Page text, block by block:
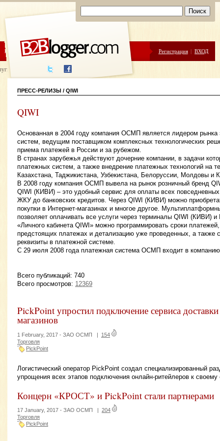
ЦЕНЫ ПОМОЩЬ Регистрация | ВХОД
написания
ПРЕСС-РЕЛИЗЫ / QIWI
QIWI
Основанная в 2004 году компания ОСМП является лидером рынка
систем, ведущим поставщиком комплексных технологических
приема платежей в России и за рубежом.
В странах зарубежья действуют дочерние компании, в задачи
платежных систем, а также внедрение платежных технологий на
Казахстана, Таджикистана, Узбекистана, Белоруссии, Молдовы и
В 2008 году компания ОСМП вывела на рынок розничный бренд
QIWI (КИВИ) – это удобный сервис для оплаты всех
ЖКУ до банковских кредитов. Через QIWI (КИВИ) можно
покупки в Интернет-магазинах и многое другое.
позволяет оплачивать все услуги через терминалы QIWI (КИВИ)
«Личного кабинета QIWI» можно программировать сроки
предстоящих платежах и детализацию уже проведенных, а также
реквизиты в платежной системе.
С 29 июля 2008 года платежная система ОСМП входит в
Всего публикаций: 740
Всего просмотров: 12369
PickPoint упростил подключение сервиса
магазинов
1 February, 2017 - ЗАО ОСМП | 154
Торговля
PickPoint
Логистический оператор PickPoint создал специализированный
упрощения всех этапов подключения онлайн-ритейлеров к своему
Концерн «КРОСТ» и PickPoint стали партнерами
17 January, 2017 - ЗАО ОСМП
204
Торговля
PickPoint